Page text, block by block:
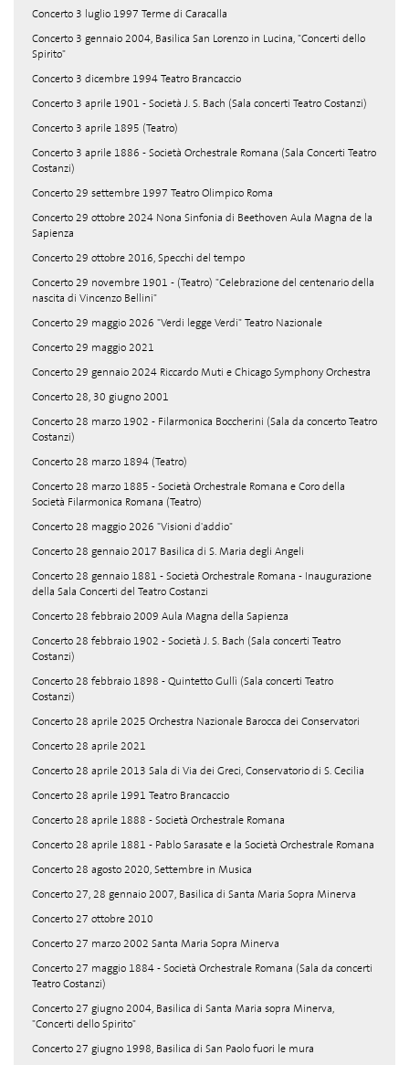
Concerto 3 luglio 1997 Terme di Caracalla
Concerto 3 gennaio 2004, Basilica San Lorenzo in Lucina, "Concerti dello
Spirito"
Concerto 3 dicembre 1994 Teatro Brancaccio
Concerto 3 aprile 1901 - Società J. S. Bach (Sala concerti Teatro Costanzi)
Concerto 3 aprile 1895 (Teatro)
Concerto 3 aprile 1886 - Società Orchestrale Romana (Sala Concerti Teatro
Costanzi)
Concerto 29 settembre 1997 Teatro Olimpico Roma
Concerto 29 ottobre 2024 Nona Sinfonia di Beethoven Aula Magna de la
Sapienza
Concerto 29 ottobre 2016, Specchi del tempo
Concerto 29 novembre 1901 - (Teatro) "Celebrazione del centenario della
nascita di Vincenzo Bellini"
Concerto 29 maggio 2026 "Verdi legge Verdi" Teatro Nazionale
Concerto 29 maggio 2021
Concerto 29 gennaio 2024 Riccardo Muti e Chicago Symphony Orchestra
Concerto 28, 30 giugno 2001
Concerto 28 marzo 1902 - Filarmonica Boccherini (Sala da concerto Teatro
Costanzi)
Concerto 28 marzo 1894 (Teatro)
Concerto 28 marzo 1885 - Società Orchestrale Romana e Coro della
Società Filarmonica Romana (Teatro)
Concerto 28 maggio 2026 "Visioni d'addio"
Concerto 28 gennaio 2017 Basilica di S. Maria degli Angeli
Concerto 28 gennaio 1881 - Società Orchestrale Romana - Inaugurazione
della Sala Concerti del Teatro Costanzi
Concerto 28 febbraio 2009 Aula Magna della Sapienza
Concerto 28 febbraio 1902 - Società J. S. Bach (Sala concerti Teatro
Costanzi)
Concerto 28 febbraio 1898 - Quintetto Gullì (Sala concerti Teatro
Costanzi)
Concerto 28 aprile 2025 Orchestra Nazionale Barocca dei Conservatori
Concerto 28 aprile 2021
Concerto 28 aprile 2013 Sala di Via dei Greci, Conservatorio di S. Cecilia
Concerto 28 aprile 1991 Teatro Brancaccio
Concerto 28 aprile 1888 - Società Orchestrale Romana
Concerto 28 aprile 1881 - Pablo Sarasate e la Società Orchestrale Romana
Concerto 28 agosto 2020, Settembre in Musica
Concerto 27, 28 gennaio 2007, Basilica di Santa Maria Sopra Minerva
Concerto 27 ottobre 2010
Concerto 27 marzo 2002 Santa Maria Sopra Minerva
Concerto 27 maggio 1884 - Società Orchestrale Romana (Sala da concerti
Teatro Costanzi)
Concerto 27 giugno 2004, Basilica di Santa Maria sopra Minerva,
"Concerti dello Spirito"
Concerto 27 giugno 1998, Basilica di San Paolo fuori le mura